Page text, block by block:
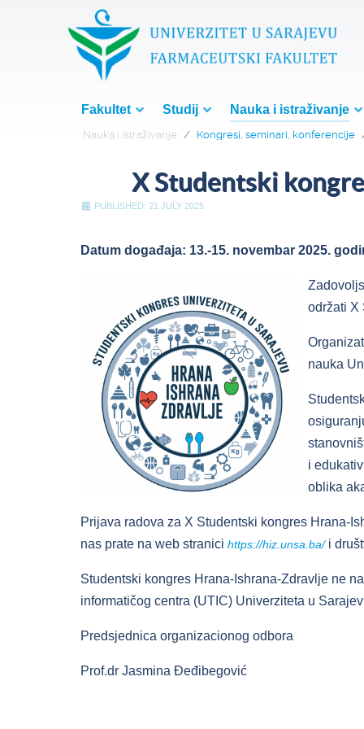
Fakultet Studij Nauka i istraživanje
Nauka i istraživanje Kongresi, seminari, konferencije
X Studentski
PUBLISHED: 21 JULY 2025
Datum događaja: 13.-15. novembar 2025.
održati X
nauka
i
oblika
Prijava radova za X Studentski kongres Hrana-
nas prate na web stranici https://hiz.unsa.ba/i
Studentski kongres Hrana-Ishrana-Zdravlje ne
informatičog centra (UTIC) Univerziteta u
Predsjednica organizacionog odbora
Prof.dr Jasmina Đeđibegović